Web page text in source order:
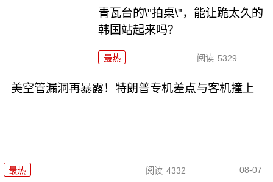
青瓦台的\"拍桌\"，能让跪太久的
韩国站起来吗？
最热 阅读 5329
美空管漏洞再暴露！特朗普专机差点与客机撞上
最热 阅读 4332 08-07